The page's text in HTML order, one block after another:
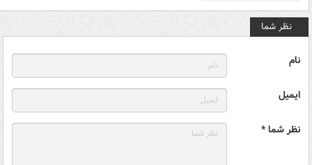
نظر شما
نام
ایمیل
نظر شما *